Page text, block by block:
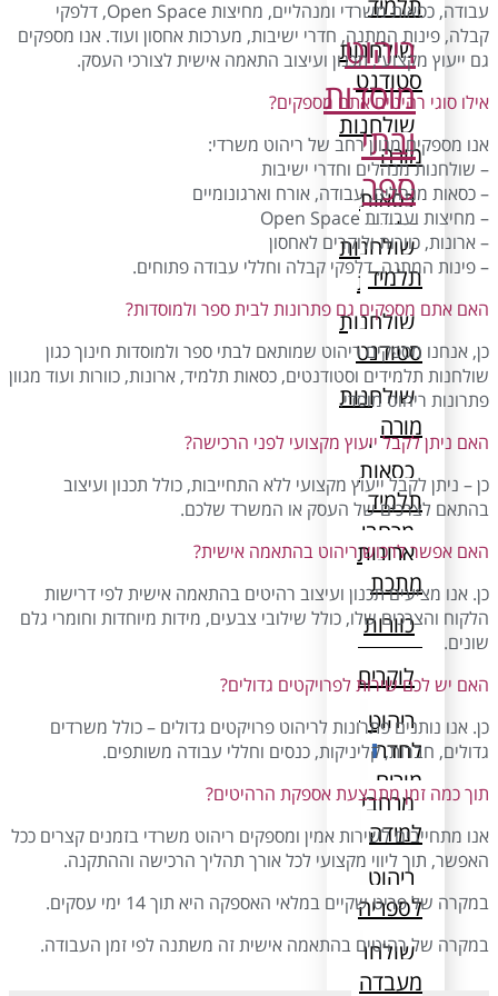
תלמיד
שולחנות
סטודנט
שולחנות
מורה
כסאות
תלמיד
ארונות
מתכת
כוורות
לוקרים
ריהוט
לחדר
מורים
מרחבי
למידה
ריהוט
לספריה
שולחן
מעבדה
ריהוט
מוסדות
ובתי
ספר
שולחנות
תלמיד
שולחנות
סטודנט
שולחנות
מורה
כסאות
תלמיד
ארונות
מתכת
כוורות
לוקרים
ריהוט
לחדר
מורים
מרחבי
למידה
ריהוט
לספריה
שולחן
מעבדה
עבודה, כסאות משרדי ומנהליים, מחיצות Open Space, דלפקי
קבלה, פינות המתנה, חדרי ישיבות, מערכות אחסון ועוד. אנו מספקים
גם ייעוץ מקצועי, תכנון ועיצוב התאמה אישית לצורכי העסק.
אילו סוגי רהיטים אתם מספקים?
אנו מספקים מגוון רחב של ריהוט משרדי:
– שולחנות מנהלים וחדרי ישיבות
– כסאות מנהלים, עבודה, אורח וארגונומיים
– מחיצות ועבודות Open Space
– ארונות, כוורות ולוקרים לאחסון
– פינות המתנה, דלפקי קבלה וחללי עבודה פתוחים.
האם אתם מספקים גם פתרונות לבית ספר ולמוסדות?
כן, אנחנו מספקים ריהוט שמותאם לבתי ספר ולמוסדות חינוך כגון
שולחנות תלמידים וסטודנטים, כסאות תלמיד, ארונות, כוורות ועוד מגוון
פתרונות ריהוט מוסדי.
האם ניתן לקבל ייעוץ מקצועי לפני הרכישה?
כן – ניתן לקבל ייעוץ מקצועי ללא התחייבות, כולל תכנון ועיצוב
בהתאם לצרכים של העסק או המשרד שלכם.
האם אפשר לרכוש ריהוט בהתאמה אישית?
כן. אנו מציעים תכנון ועיצוב רהיטים בהתאמה אישית לפי דרישות
הלקוח והצרכים שלו, כולל שילובי צבעים, מידות מיוחדות וחומרי גלם
שונים.
האם יש לכם שירות לפרויקטים גדולים?
כן. אנו נותנים פתרונות לריהוט פרויקטים גדולים – כולל משרדים
גדולים, חברות, קליניקות, כנסים וחללי עבודה משותפים.
תוך כמה זמן מתבצעת אספקת הרהיטים?
אנו מתחייבים לשירות אמין ומספקים ריהוט משרדי בזמנים קצרים ככל
האפשר, תוך ליווי מקצועי לכל אורך תהליך הרכישה וההתקנה.
במקרה של פריט שקיים במלאי האספקה היא תוך 14 ימי עסקים.
במקרה של רהיטים בהתאמה אישית זה משתנה לפי זמן העבודה.